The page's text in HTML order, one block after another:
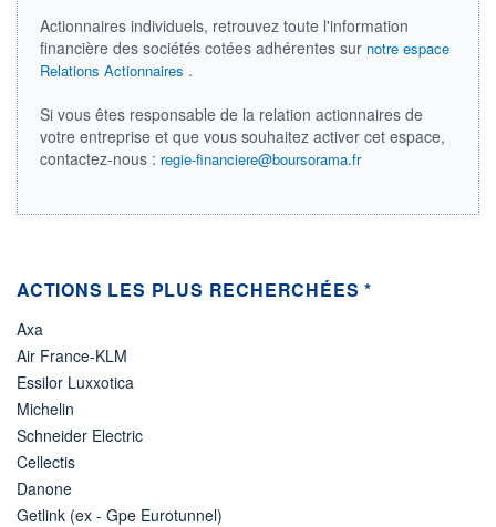
+ PORTEFEUILLE + LISTE
Actionnaires individuels, retrouvez toute l'information
financière des sociétés cotées adhérentes sur notre espace
Relations Actionnaires .
Si vous êtes responsable de la relation actionnaires de
votre entreprise et que vous souhaitez activer cet espace,
contactez-nous : regie-financiere@boursorama.fr
ACTIONS LES PLUS RECHERCHÉES *
Axa
Air France-KLM
Essilor Luxxotica
Michelin
Schneider Electric
Cellectis
Danone
Getlink (ex - Gpe Eurotunnel)